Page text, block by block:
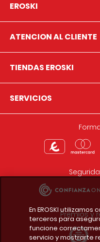
EROSKI
ATENCION AL CLIENTE
TIENDAS EROSKI
SERVICIOS
Premios y
En EROSKI utilizamos
terceros para
funcione
servicio y mostrarte